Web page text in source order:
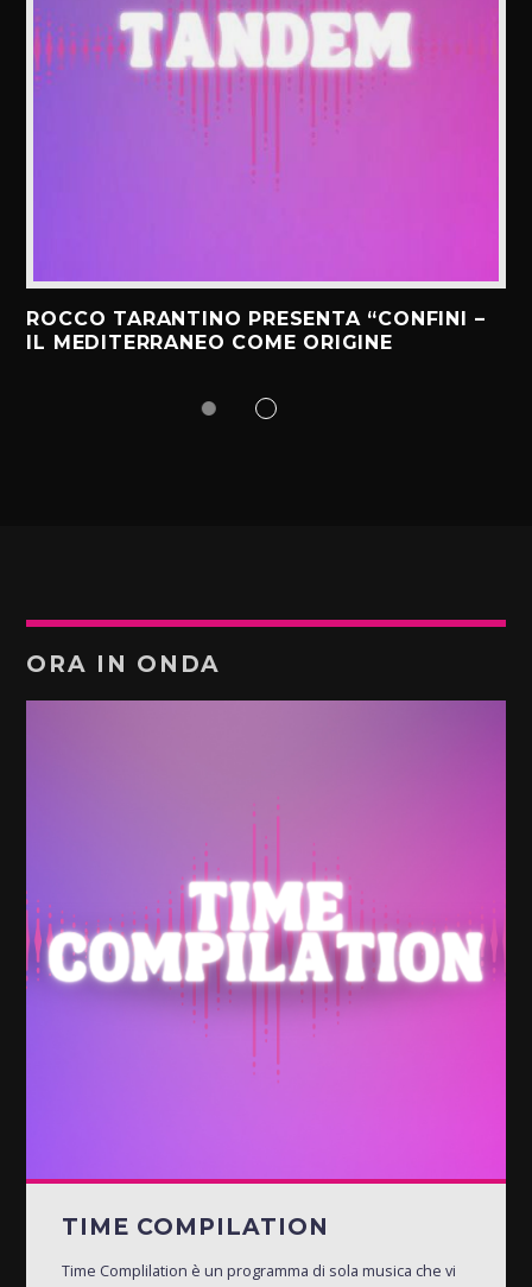
ROCCO TARANTINO PRESENTA “CONFINI –
IL MEDITERRANEO COME ORIGINE
ORA IN ONDA
TIME COMPILATION
Time Complilation è un programma di sola musica che vi